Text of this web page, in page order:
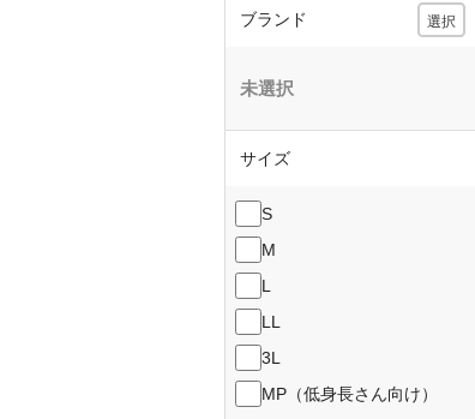
ブランド 選択
未選択
サイズ
S
M
L
LL
3L
MP（低身長さん向け）